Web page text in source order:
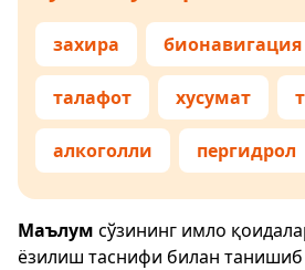
захира бионавигация
талафот хусумат
алкоголли пергидрол
Маълум сўзининг имло
ёзилиш таснифи билан